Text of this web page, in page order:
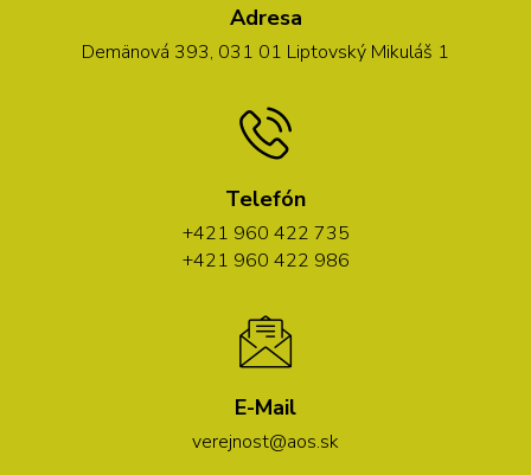
Adresa
Demänová 393, 031 01 Liptovský Mikuláš 1
Telefón
+421 960 422 735
+421 960 422 986
E-Mail
verejnost@aos.sk